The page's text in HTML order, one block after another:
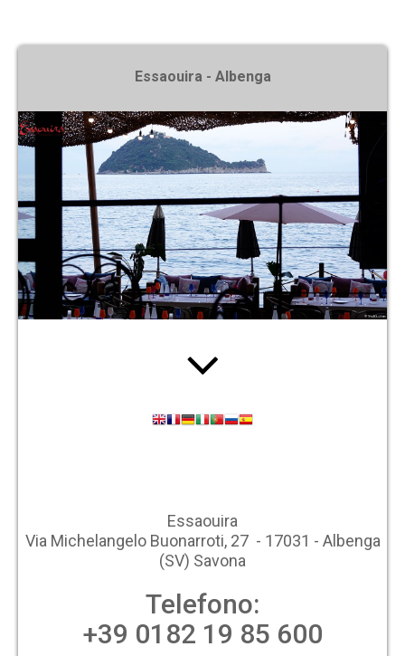
Essaouira - Albenga
Essaouira
Via Michelangelo Buonarroti, 27 - 17031 - Albenga
(SV) Savona
Telefono:
+39 0182 19 85 600